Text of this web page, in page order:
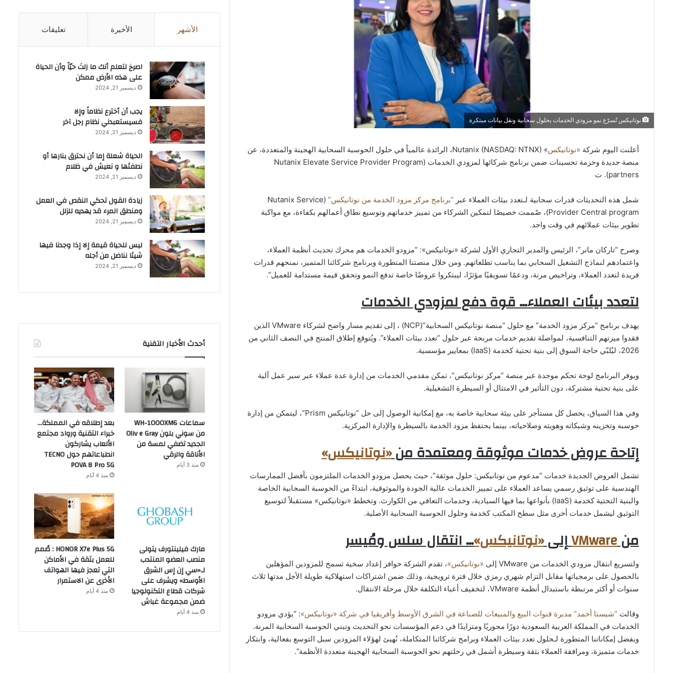
نوتانيكس تُسرّع نمو مزودي الخدمات بحلول سحابية ونقل بيانات مبتكرة
أعلنت اليوم شركة «نوتانيكس
» Nutanix (NASDAQ: NTNX)، الرائدة عالمياً في حلول الحوسبة السحابية الهجينة والمتعددة، عن
منصة جديدة وحزمة تحسينات ضمن برنامج شركائها لمزودي الخدمات (Nutanix Elevate Service Provider Program
partners). ت
شمل هذه التحديثات قدرات سحابية لـتعدد بيئات العملاء عبر “برنامج مركز مزود الخدمة من نوتانيكس” (Nutanix Service
Provider Central program)، صُممت خصيصًا لتمكين الشركاء من تمييز خدماتهم وتوسيع نطاق أعمالهم بكفاءة، مع مواكبة
تطوير بيئات عملائهم في وقت واحد.
وصرح “تاركان مانر”، الرئيس والمدير التجاري الأول لشركة «نوتانيكس»: “مزودو الخدمات هم محرك تحديث أنظمة العملاء،
واعتمادهم لنماذج التشغيل السحابي بما يناسب تطلعاتهم. ومن خلال منصتنا المتطورة وبرنامج شركائنا المتميز، نمنحهم قدرات
فريدة لتعدد العملاء، وتراخيص مرنة، ودعمًا تسويقيًا مؤثرًا، ليبتكروا عروضًا خاصة تدفع النمو وتحقق قيمة مستدامة للعميل”.
لتعدد بيئات العملاء… قوة دفع لمزودي الخدمات
يهدف برنامج “مركز مزود الخدمة” مع حلول “منصة نوتانيكس السحابية”(NCP) ، إلى تقديم مسار واضح لشركاء VMware الذين
فقدوا ميزتهم التنافسية، لمواصلة تقديم خدمات مربحة عبر حلول “تعدد بيئات العملاء”. ويُتوقع إطلاق المنتج في النصف الثاني من
2026، ليُلبّي حاجة السوق إلى بنية تحتية كخدمة (IaaS) بمعايير مؤسسية.
ويوفر البرنامج لوحة تحكم موحدة عبر منصة “مركز نوتانيكس”، تمكن مقدمي الخدمات من إدارة عدة عملاء عبر سير عمل آلية
على بنية تحتية مشتركة، دون التأثير في الامتثال أو السيطرة التشغيلية.
وفي هذا السياق، يحصل كل مستأجر على بيئة سحابية خاصة به، مع إمكانية الوصول إلى حل “نوتانيكس Prism”، ليتمكن من إدارة
حوسبه وتخزينه وشبكاته وهويته وصلاحياته، بينما يحتفظ مزود الخدمة بالسيطرة والإدارة المركزية.
إتاحة عروض خدمات موثوقة ومعتمدة من«نوتانيكس»
تشمل العروض الجديدة خدمات “مدعوم من نوتانيكس: حلول موثقة”، حيث يحصل مزودو الخدمات الملتزمون بأفضل الممارسات
الهندسية على توثيق رسمي يساعد العملاء على تمييز الخدمات عالية الجودة والموثوقية، ابتداءً من الحوسبة السحابية الخاصة
والبنية التحتية كخدمة (IaaS) بأنواعها بما فيها السيادية، وخدمات التعافي من الكوارث. وتخطط «نوتانيكس» مستقبلاً لتوسيع
التوثيق ليشمل خدمات أخرى مثل سطح المكتب كخدمة وحلول الحوسبة السحابية الأصلية.
منVMwareإلى«نوتانيكس»… انتقال سلس ومُيسر
ولتسريع انتقال مزودي الخدمات من VMware إلى «نوتانيكس»، تقدم الشركة حوافز إعداد سخية تسمح للمزودين المؤهلين
بالحصول على برمجياتها مقابل التزام شهري رمزي خلال فترة ترويجية، وذلك ضمن اشتراكات استهلاكية طويلة الأجل مدتها ثلاث
سنوات أو أكثر مرتبطة باستبدال أنظمة VMware، لتخفيف أعباء التكلفة خلال مرحلة الانتقال.
وقالت “شيستا أحمد” مديرة قنوات البيع والمبيعات للصناعة في الشرق الأوسط وأفريقيا في شركة «نوتانيكس»: “يؤدي مزودو
الخدمات في المملكة العربية السعودية دورًا محوريًا ومتزايدًا في دعم المؤسسات نحو التحديث وتبني الحوسبة السحابية المرنة.
وبفضل إمكاناتنا المتطورة لـحلول تعدد بيئات العملاء وبرامج شركائنا المتكاملة، نُهيئ لهؤلاء المزودين سبل التوسع بفعالية، وابتكار
خدمات متميزة، ومرافقة العملاء بثقة وسيطرة أشمل في رحلتهم نحو الحوسبة السحابية الهجينة متعددة الأنظمة”.
الأشهر الأخيرة تعليقات
‫اصرخ لتعلم أنك ما زلتَ حيّاً وأن الحياة
على هذه الأرض ممكن
ديسمبر 21, 2024
يجب أن أخترع نظاماً وإلا
فسيستعبدني نظام رجل آخر
ديسمبر 21, 2024
الحياة شعلة إما أن نحترق بنارها أو
نطفئها و نعيش في ظلام
ديسمبر 21, 2024
زيادة القول تحكي النقص في العمل
ومنطق المرء قد يهديه للزلل
ديسمبر 21, 2024
ليس للحياة قيمة إلا إذا وجدنا فيها
شيئا نناضل من أجله
ديسمبر 21, 2024
أحدث الأخبار التقنية
سماعات WH-1000XM6
من سوني بلون Oliv e Gray
الجديد تضفي لمسة من
الأناقة والرقي
منذ 3 أيام
بعد إطلاقه في المملكة…
خبراء التقنية ورواد مجتمع
الألعاب يشاركون
انطباعاتهم حول TECNO
POVA 8 Pro 5G
منذ 4 أيام
مارك فيلينتورف يتولى
منصب العضو المنتدب
لـ«سي إن إس الشرق
الأوسط» ويشرف على
شركات قطاع التكنولوجيا
ضمن مجموعة غباش
منذ 4 أيام
HONOR X7e Plus 5G : صُمم
للعمل بثقة في الأماكن
التي تعجز فيها الهواتف
الأخرى عن الاستمرار
منذ 4 أيام